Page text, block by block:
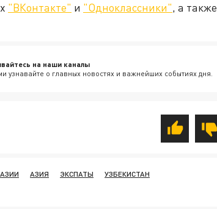
"ВКонтакте" и "Одноклассники", а также
на наши каналы
узнавайте о главных новостях и важнейших событиях дня.
АЗИЯ ЭКСПАТЫ
УЗБЕКИСТАН